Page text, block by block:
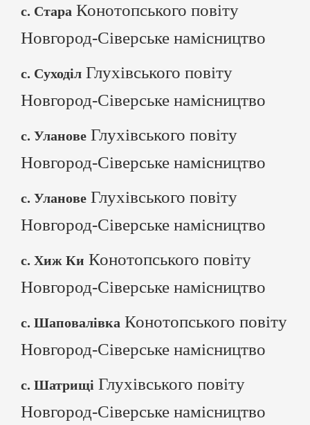
с. Стара Конотопського повіту
Новгород-Сіверське намісництво
с. Суходіл Глухівського повіту
Новгород-Сіверське намісництво
с. Уланове Глухівського повіту
Новгород-Сіверське намісництво
с. Уланове Глухівського повіту
Новгород-Сіверське намісництво
с. Хиж Ки Конотопського повіту
Новгород-Сіверське намісництво
с. Шаповалівка Конотопського повіту
Новгород-Сіверське намісництво
с. Шатрищі Глухівського повіту
Новгород-Сіверське намісництво